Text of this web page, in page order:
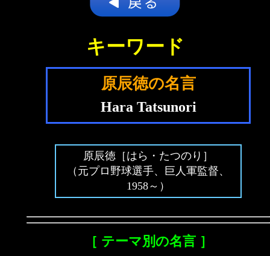
キーワード
原辰徳の名言
Hara Tatsunori
原辰徳［はら・たつのり］
（元プロ野球選手、巨人軍監督、
1958～）
［ テーマ別の名言 ］